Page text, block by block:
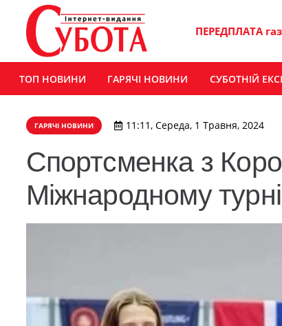
ПЕРЕДПЛАТА
ТОП НОВИНИ ГАРЯЧІ НОВИНИ СУБОТНІЙ
ГАРЯЧІ НОВИНИ 11:11, Середа, 1 Травня, 2024
Спортсменка з
Міжнародному